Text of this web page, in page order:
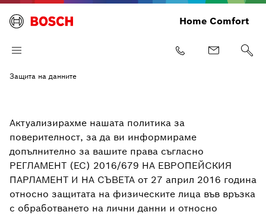
Home Comfort
Защита на данните
Актуализирахме нашата политика за
поверителност, за да ви информираме
допълнително за вашите права съгласно
РЕГЛАМЕНТ (ЕС) 2016/679 НА ЕВРОПЕЙСКИЯ
ПАРЛАМЕНТ И НА СЪВЕТА от 27 април 2016 година
относно защитата на физическите лица във връзка
с обработването на лични данни и относно